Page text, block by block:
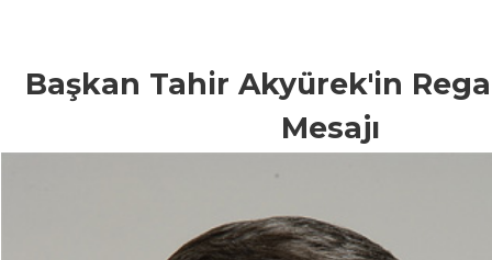
Başkan Tahir Akyürek'in
Mesajı